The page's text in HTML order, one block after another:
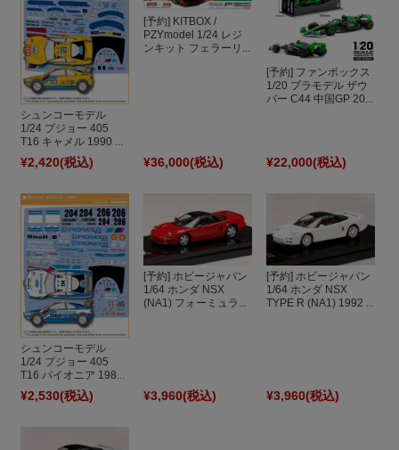
シュンコーモデル
1/24 プジョー 405
T16 キャメル 1990 ...
¥2,420(税込)
[予約] KITBOX /
PZYmodel 1/24 レジ
ンキット フェラーリ...
¥36,000(税込)
[予約] ファンボックス
1/20 プラモデル ザウ
バー C44 中国GP 20...
¥22,000(税込)
シュンコーモデル
1/24 プジョー 405
T16 パイオニア 198...
¥2,530(税込)
[予約] ホビージャパン
1/64 ホンダ NSX
(NA1) フォーミュラ...
¥3,960(税込)
[予約] ホビージャパン
1/64 ホンダ NSX
TYPE R (NA1) 1992 ...
¥3,960(税込)